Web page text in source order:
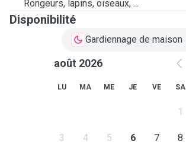
Rongeurs, lapins, oiseaux, ...
Disponibilité
Gardiennage de maison
août 2026
LU MA ME JE VE SA
1
3 4 5 6 7 8